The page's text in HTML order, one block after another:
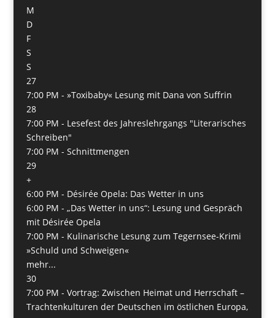
M
D
F
S
S
27
7:00 PM - »Toxibaby« Lesung mit Dana von Suffrin
28
7:00 PM - Lesefest des Jahreslehrgangs "Literarisches
Schreiben"
7:00 PM - Schnittmengen
29
+
6:00 PM - Désirée Opela: Das Wetter in uns
6:00 PM - „Das Wetter in uns“: Lesung und Gespräch
mit Désirée Opela
7:00 PM - Kulinarische Lesung zum Tegernsee-Krimi
»Schuld und Schweigen«
mehr...
30
7:00 PM - Vortrag: Zwischen Heimat und Herrschaft –
Trachtenkulturen der Deutschen im östlichen Europa,